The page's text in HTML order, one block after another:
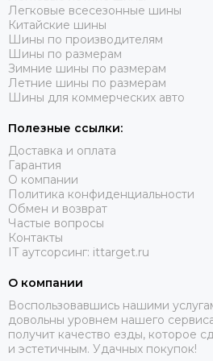
Зимние шины 205/55 R17
Зимние шины 205/60 R15
Зимние шины 205/60 R16
Зимние шины 205/60 R17
Зимние шины 205/65 R15
Зимние шины 205/65 R16
Зимние шины 205/70 R15
Зимние шины 205/75 R15
Зимние шины 205/80 R16
Зимние шины 215/45 R16
Зимние шины 215/45 R17
Зимние шины 215/50 R17
Зимние шины 215/55 R16
Зимние шины 215/55 R17
Зимние шины 215/60 R16
Зимние шины 215/60 R17
Зимние шины 215/65 R15
Легковые всесезонные шины
Китайские шины
Шины по производителям
Шины по размерам
Зимние шины по размерам
Летние шины по размерам
Шины для коммерческих авто
Полезные ссылки:
Доставка и оплата
Гарантия
О компании
Политика конфиденциальности
Обмен и возврат
Частые вопросы
Контакты
IT аутсорсинг: ittarget.ru
О компании
Воспользовавшись нашими
довольны уровнем нашего
получит качество езды, которое
и эстетичным. Удачных покупок!